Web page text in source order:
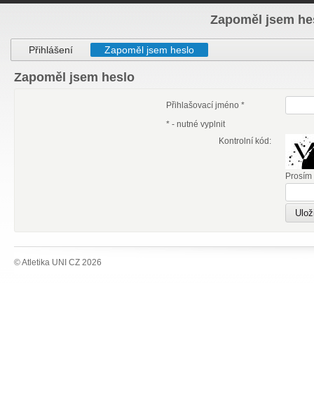
Zapoměl jsem heslo
Přihlašovací jméno *
* - nutné vyplnit
Kontrolní kód:
Zapoměl jsem
Přihlášení Zapoměl jsem heslo
© Atletika UNI CZ 2026